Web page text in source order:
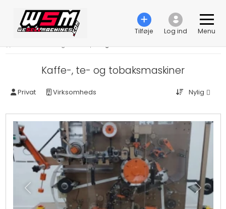
Tilføje Log ind Menu
Kaffe-, te- og tobaksmaskiner
Privat Virksomheds Nylig
Tidligere Næste